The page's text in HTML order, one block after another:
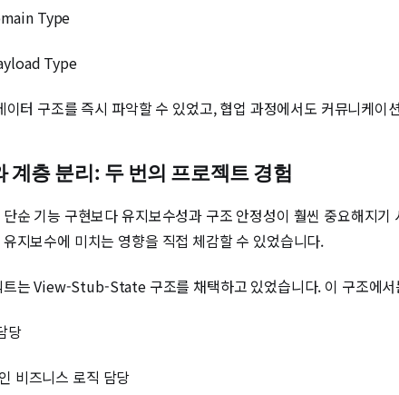
Type
Type
이터 구조를 즉시 파악할 수 있었고, 협업 과정에서도 커뮤니케이
계층 분리: 두 번의 프로젝트 경험
순 기능 구현보다 유지보수성과 구조 안정성이 훨씬 중요해지
지보수에 미치는 영향을 직접 체감할 수 있었습니다.
는 View-Stub-State 구조를 채택하고 있었습니다. 이 구조에
당
비즈니스 로직 담당